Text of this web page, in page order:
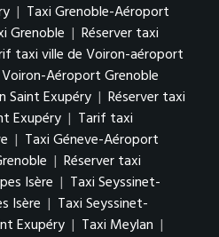
| Taxi Grenoble-Aéroport
Grenoble | Réserver taxi
taxi ville de Voiron-aéroport
Aéroport Grenoble
Saint Exupéry | Réserver taxi
Exupéry | Tarif taxi
| Taxi Géneve-Aéroport
| Réserver taxi
Isère | Taxi Seyssinet-
Isère | Taxi Seyssinet-
Exupéry | Taxi Meylan |